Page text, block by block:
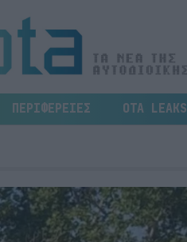
ΠΕΡΙΦΕΡΕΙΕΣ OTA LEAKS